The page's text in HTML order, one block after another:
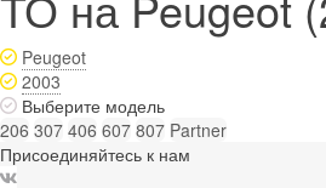
Peugeot
2003
Выберите модель
206 307 406 607 807 Partner
Присоединяйтесь к нам